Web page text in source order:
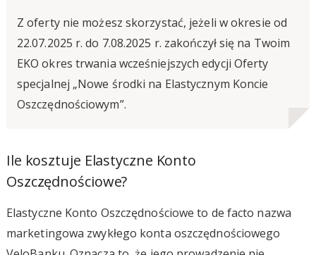
Z oferty nie możesz skorzystać, jeżeli w okresie od
22.07.2025 r. do 7.08.2025 r. zakończył się na Twoim
EKO okres trwania wcześniejszych edycji Oferty
specjalnej „Nowe środki na Elastycznym Koncie
Oszczędnościowym”.
Ile kosztuje Elastyczne Konto
Oszczędnościowe?
Elastyczne Konto Oszczędnościowe to de facto nazwa
marketingowa zwykłego konta oszczędnościowego